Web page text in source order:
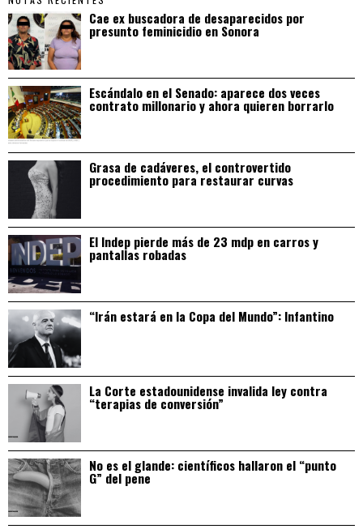
Cae ex buscadora de desaparecidos por
presunto feminicidio en Sonora
Escándalo en el Senado: aparece dos veces
contrato millonario y ahora quieren borrarlo
Grasa de cadáveres, el controvertido
procedimiento para restaurar curvas
El Indep pierde más de 23 mdp en carros y
pantallas robadas
“Irán estará en la Copa del Mundo”: Infantino
La Corte estadounidense invalida ley contra
“terapias de conversión”
No es el glande: científicos hallaron el “punto
G” del pene